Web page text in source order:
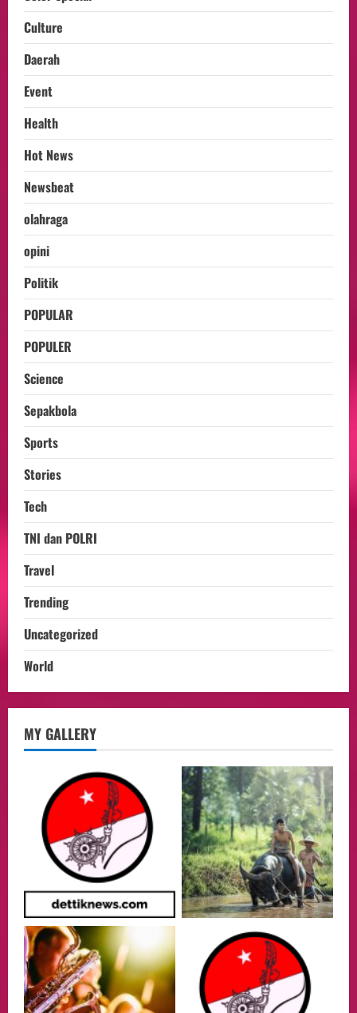
Culture
Daerah
Event
Health
Hot News
Newsbeat
olahraga
opini
Politik
POPULAR
POPULER
Science
Sepakbola
Sports
Stories
Tech
TNI dan POLRI
Travel
Trending
Uncategorized
World
MY GALLERY
2
Adakan Pertemuan Dengan Delegasi 6
Meningkatkan SDM
3
Health
Harus Berprestasi, Berkarakter, dan
05/08/2026
Sorotan
05/08/2026
5
Politik
Presiden Prabowo dan PM Thailand
Sepakat Perkuat Stabilitas ketahan
ASEAN Melalui Penguatan Kerjasama
Kedua Negara.
04/08/2026
1
Pengadilan Agama Jakarta Pusat
Selesaikan 25 Perkara Isbat Nikah bagi
WNI di Johor Bahru
06/08/2026